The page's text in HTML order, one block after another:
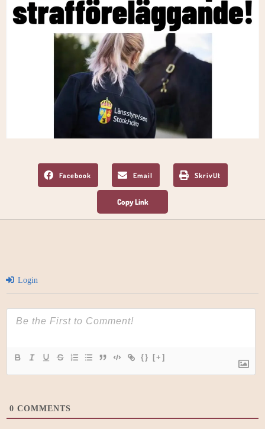
Facebook Email SkrivUt
Login
{} [+]
0 COMMENTS